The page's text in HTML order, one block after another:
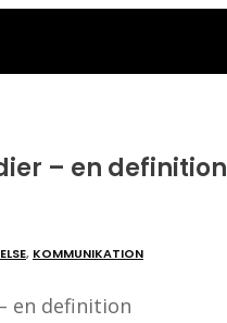
– en definition
, KOMMUNIKATION
en definition